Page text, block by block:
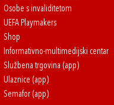
Osobe s invaliditetom
UEFA Playmakers
Shop
Informativno-multimedijski centar
Službena trgovina (app)
Ulaznice (app)
Semafor (app)